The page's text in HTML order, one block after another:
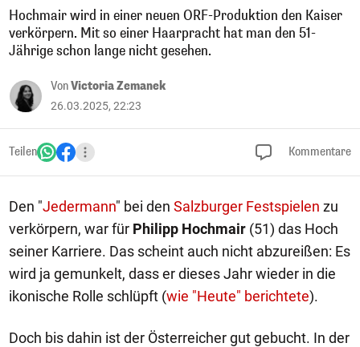
Hochmair wird in einer neuen ORF-Produktion den Kaiser
verkörpern. Mit so einer Haarpracht hat man den 51-
Jährige schon lange nicht gesehen.
VonVictoria Zemanek
26.03.2025, 22:23
Teilen Kommentare
Den "Jedermann" bei den Salzburger Festspielen zu
verkörpern, war für Philipp Hochmair (51) das Hoch
seiner Karriere. Das scheint auch nicht abzureißen: Es
wird ja gemunkelt, dass er dieses Jahr wieder in die
ikonische Rolle schlüpft (wie "Heute" berichtete).
Doch bis dahin ist der Österreicher gut gebucht. In der